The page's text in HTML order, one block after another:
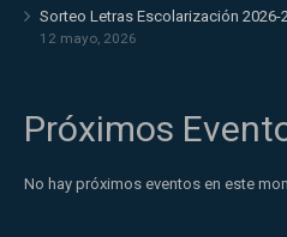
Sorteo Letras Escolarización 2026-
12 mayo, 2026
Próximos
No hay próximos eventos en este